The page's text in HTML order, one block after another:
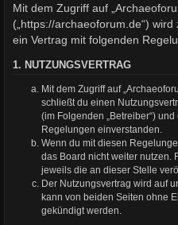
Mit dem Zugriff auf
(„https://archaeoforum.de“)
ein Vertrag mit folgenden
1. NUTZUNGSVERTRAG
Mit dem Zugriff auf
schließt du einen
(im Folgenden „Betreiber“)
Regelungen einverstanden.
Wenn du mit diesen
das Board nicht weiter nutzen.
jeweils die an dieser Stelle
Der Nutzungsvertrag wird auf
kann von beiden Seiten ohne
gekündigt werden.